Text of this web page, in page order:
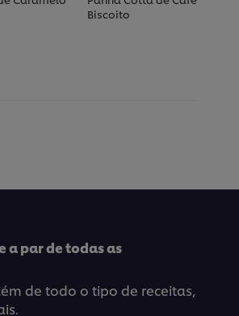
Biscoito
a par de todas as
de todo o tipo de receitas,